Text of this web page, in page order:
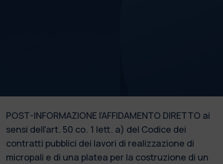
POST-INFORMAZIONE l’AFFIDAMENTO DIRETTO ai
sensi dell’art. 50 co. 1 lett. a) del Codice dei
contratti pubblici dei lavori di realizzazione di
micropali e di una platea per la costruzione di un